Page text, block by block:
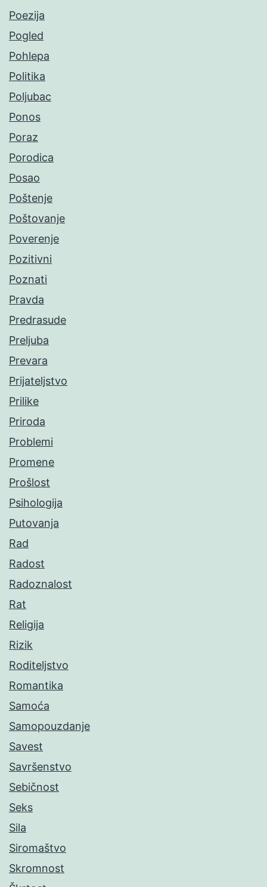
Poezija
Pogled
Pohlepa
Politika
Poljubac
Ponos
Poraz
Porodica
Posao
Poštenje
Poštovanje
Poverenje
Pozitivni
Poznati
Pravda
Predrasude
Preljuba
Prevara
Prijateljstvo
Prilike
Priroda
Problemi
Promene
Prošlost
Psihologija
Putovanja
Rad
Radost
Radoznalost
Rat
Religija
Rizik
Roditeljstvo
Romantika
Samoća
Samopouzdanje
Savest
Savršenstvo
Sebičnost
Seks
Sila
Siromaštvo
Skromnost